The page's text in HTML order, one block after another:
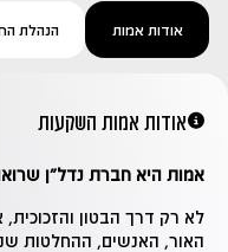
אודות אמות הנהלת
אודות אמות השקעות
אמות היא חברת נדל״ן
לא רק דרך הבטון
האור, האנשים, ההחלטות